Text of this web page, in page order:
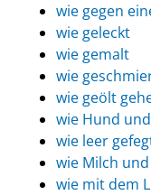
wie gegen
wie geleckt
wie gemalt
wie
wie geölt
wie Hund
wie leer
wie Milch
wie mit dem